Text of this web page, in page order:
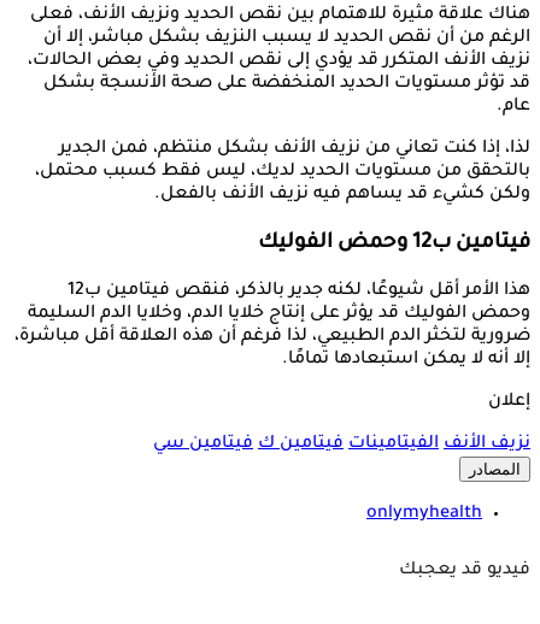
هناك علاقة مثيرة للاهتمام بين نقص الحديد ونزيف الأنف، فعلى
الرغم من أن نقص الحديد لا يسبب النزيف بشكل مباشر، إلا أن
نزيف الأنف المتكرر قد يؤدي إلى نقص الحديد وفي بعض الحالات،
قد تؤثر مستويات الحديد المنخفضة على صحة الأنسجة بشكل
عام.
لذا، إذا كنت تعاني من نزيف الأنف بشكل منتظم، فمن الجدير
بالتحقق من مستويات الحديد لديك، ليس فقط كسبب محتمل،
ولكن كشيء قد يساهم فيه نزيف الأنف بالفعل.
فيتامين ب12 وحمض الفوليك
هذا الأمر أقل شيوعًا، لكنه جدير بالذكر، فنقص فيتامين ب12
وحمض الفوليك قد يؤثر على إنتاج خلايا الدم، وخلايا الدم السليمة
ضرورية لتخثر الدم الطبيعي، لذا فرغم أن هذه العلاقة أقل مباشرة،
إلا أنه لا يمكن استبعادها تمامًا.
إعلان
نزيف الأنف الفيتامينات فيتامين ك فيتامين سي
المصادر
onlymyhealth
فيديو قد يعجبك